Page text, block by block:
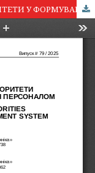
СВІТОГЛЯДНІ ТА МЕНТАЛЬНІ ПРІОРИТЕТИ У ФОРМУВАННІ СИСТЕМИ УПРАВЛІННЯ ПЕРСОНАЛОМ